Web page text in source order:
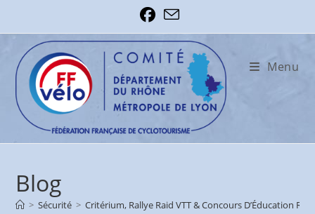
content
Menu
Blog
> Sécurité > Critérium, Rallye Raid VTT & Concours D’Éducation